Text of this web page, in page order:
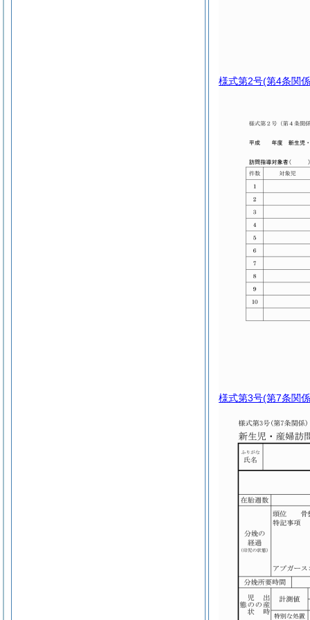
様式第2号(第4条関
様式第3号(第7条関